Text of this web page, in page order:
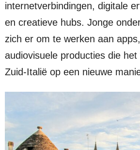
internetverbindingen, digitale
en creatieve hubs. Jonge
zich er om te werken aan
audiovisuele producties die het
Zuid-Italië op een nieuwe